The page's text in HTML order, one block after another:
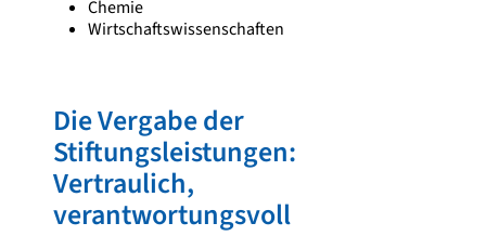
Chemie
Wirtschaftswissenschaften
Die Vergabe der
Stiftungsleistungen:
Vertraulich,
verantwortungsvoll